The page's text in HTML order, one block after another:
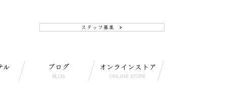
ル ブログ
BLOG
オンラインストア
ONLINE STORE